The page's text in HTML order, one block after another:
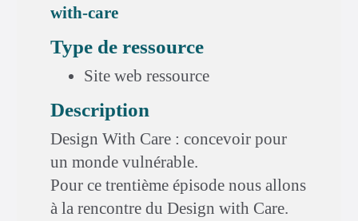
with-care
Type de ressource
Site web ressource
Description
Design With Care : concevoir pour
un monde vulnérable.
Pour ce trentième épisode nous allons
à la rencontre du Design with Care.